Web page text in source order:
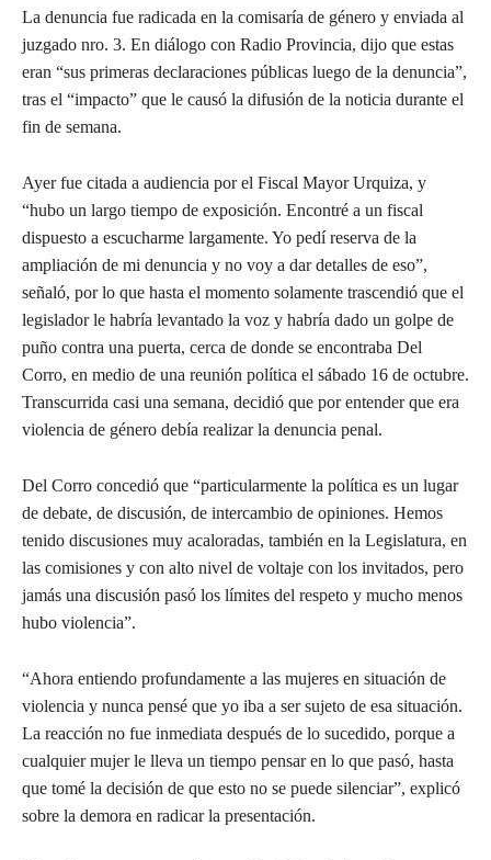
La denuncia fue radicada en la comisaría de género y enviada al
juzgado nro. 3. En diálogo con Radio Provincia, dijo que estas
eran “sus primeras declaraciones públicas luego de la denuncia”,
tras el “impacto” que le causó la difusión de la noticia durante el
fin de semana.
Ayer fue citada a audiencia por el Fiscal Mayor Urquiza, y
“hubo un largo tiempo de exposición. Encontré a un fiscal
dispuesto a escucharme largamente. Yo pedí reserva de la
ampliación de mi denuncia y no voy a dar detalles de eso”,
señaló, por lo que hasta el momento solamente trascendió que el
legislador le habría levantado la voz y habría dado un golpe de
puño contra una puerta, cerca de donde se encontraba Del
Corro, en medio de una reunión política el sábado 16 de octubre.
Transcurrida casi una semana, decidió que por entender que era
violencia de género debía realizar la denuncia penal.
Del Corro concedió que “particularmente la política es un lugar
de debate, de discusión, de intercambio de opiniones. Hemos
tenido discusiones muy acaloradas, también en la Legislatura, en
las comisiones y con alto nivel de voltaje con los invitados, pero
jamás una discusión pasó los límites del respeto y mucho menos
hubo violencia”.
“Ahora entiendo profundamente a las mujeres en situación de
violencia y nunca pensé que yo iba a ser sujeto de esa situación.
La reacción no fue inmediata después de lo sucedido, porque a
cualquier mujer le lleva un tiempo pensar en lo que pasó, hasta
que tomé la decisión de que esto no se puede silenciar”, explicó
sobre la demora en radicar la presentación.